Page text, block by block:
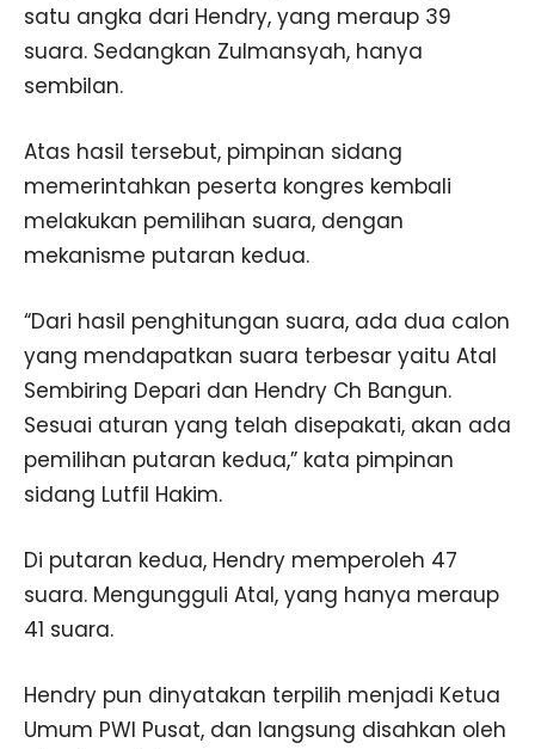
satu angka dari Hendry, yang meraup 39
suara. Sedangkan Zulmansyah, hanya
sembilan.
Atas hasil tersebut, pimpinan sidang
memerintahkan peserta kongres kembali
melakukan pemilihan suara, dengan
mekanisme putaran kedua.
“Dari hasil penghitungan suara, ada dua calon
yang mendapatkan suara terbesar yaitu Atal
Sembiring Depari dan Hendry Ch Bangun.
Sesuai aturan yang telah disepakati, akan ada
pemilihan putaran kedua,” kata pimpinan
sidang Lutfil Hakim.
Di putaran kedua, Hendry memperoleh 47
suara. Mengungguli Atal, yang hanya meraup
41 suara.
Hendry pun dinyatakan terpilih menjadi Ketua
Umum PWI Pusat, dan langsung disahkan oleh